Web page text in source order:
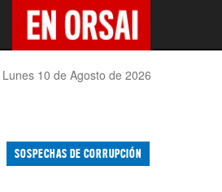
Lunes 10 de Agosto de 2026
SOSPECHAS DE CORRUPCIÓN